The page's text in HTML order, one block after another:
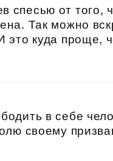
спесью от
Так можно
это куда проще,
в себе
своему